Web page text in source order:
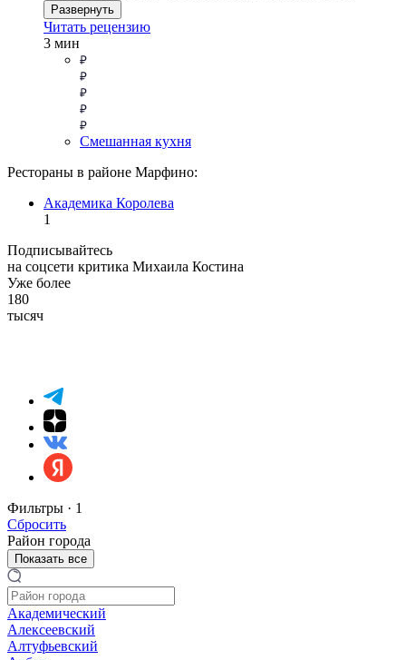
Развернуть
Читать рецензию
3 мин
Смешанная кухня
Рестораны в районе Марфино:
Академика Королева
1
Подписывайтесь
на соцсети критика Михаила Костина
Уже более
180
тысяч
Фильтры · 1
Сбросить
Район города
Показать все
Академический
Алексеевский
Алтуфьевский